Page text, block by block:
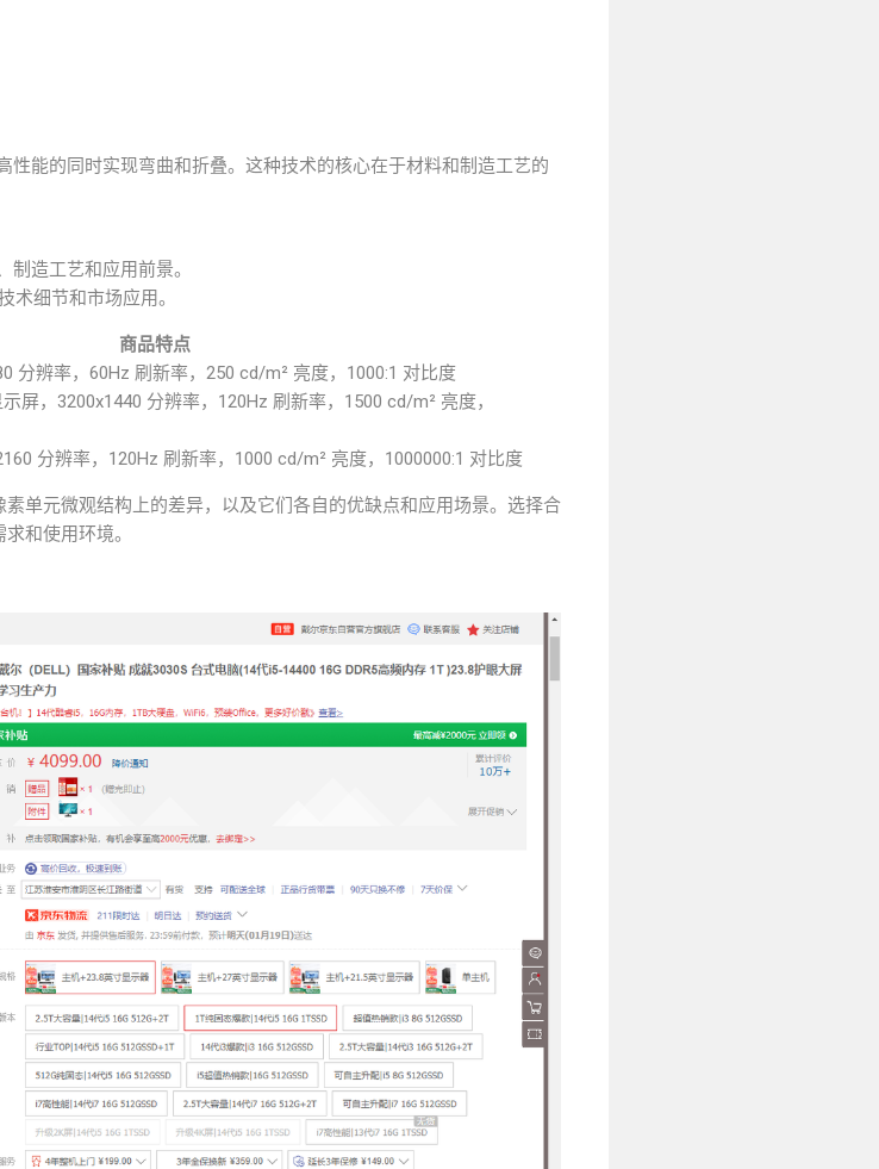
性能的同时实现弯曲和折叠。这种技术的核心在于材料和制造工艺的
制造工艺和应用前景。
术细节和市场应用。
商品特点
分辨率，60Hz 刷新率，250 cd/m² 亮度，1000:1 对比度
屏，3200x1440 分辨率，120Hz 刷新率，1500 cd/m² 亮度，
分辨率，120Hz 刷新率，1000 cd/m² 亮度，1000000:1 对比度
单元微观结构上的差异，以及它们各自的优缺点和应用场景。选择合
和使用环境。